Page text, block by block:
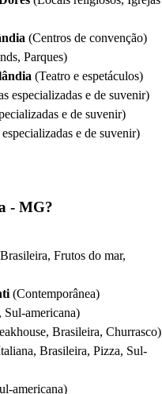
(Centros de convenção)
Parques)
(Teatro e espetáculos)
especializadas e de suvenir)
e de suvenir)
e de suvenir)
- MG?
Frutos do mar,
(Contemporânea)
Sul-americana)
Brasileira, Churrasco)
Brasileira, Pizza, Sul-
americana)